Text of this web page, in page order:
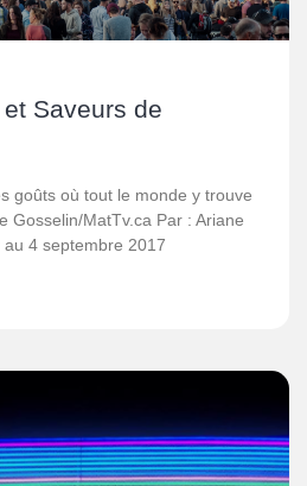
Saveurs de
goûts où tout le monde y trouve
Gosselin/MatTv.ca Par : Ariane
4 septembre 2017